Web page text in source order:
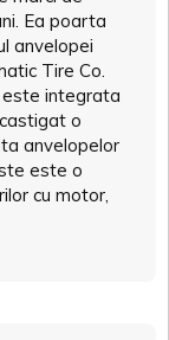
Ea poarta
anvelopei
Tire Co.
este integrata
o
anvelopelor
este o
cu motor,